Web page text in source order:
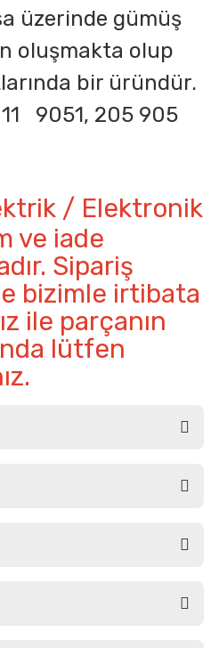
üzerinde gümüş
oluşmakta olup
bir üründür.
9051, 205 905
/ Elektronik
ve iade
Sipariş
bizimle irtibata
ile parçanın
lütfen